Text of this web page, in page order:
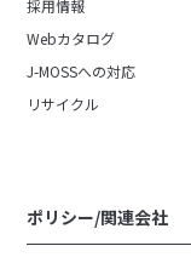
採用情報
Webカタログ
J-MOSSへの対応
リサイクル
ポリシー/関連会社